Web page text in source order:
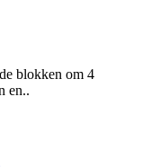
blokken om 4
en..